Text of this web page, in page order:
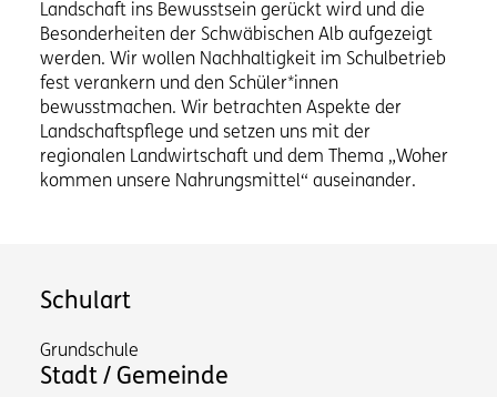
Landschaft ins Bewusstsein gerückt wird und die
Besonderheiten der Schwäbischen Alb aufgezeigt
werden. Wir wollen Nachhaltigkeit im Schulbetrieb
fest verankern und den Schüler*innen
bewusstmachen. Wir betrachten Aspekte der
Landschaftspflege und setzen uns mit der
regionalen Landwirtschaft und dem Thema „Woher
kommen unsere Nahrungsmittel“ auseinander.
Schulart
Grundschule
Stadt / Gemeinde